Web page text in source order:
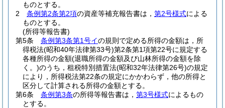
ものとする。
2
条例第2条第2項の資産等補充報告書は， 第2号様式による
ものとする。
(所得等報告書)
第5条
条例第3条第1号イの規則で定める所得の金額は，所
得税法(昭和40年法律第33号)第2条第1項第22号に規定する
各種所得の金額(退職所得の金額及び山林所得の金額を除
く。)のうち，租税特別措置法(昭和32年法律第26号)の規定
により，所得税法第22条の規定にかかわらず，他の所得と
区分して計算される所得の金額とする。
第6条
条例第3条の所得等報告書は， 第3号様式によるもの
とする。